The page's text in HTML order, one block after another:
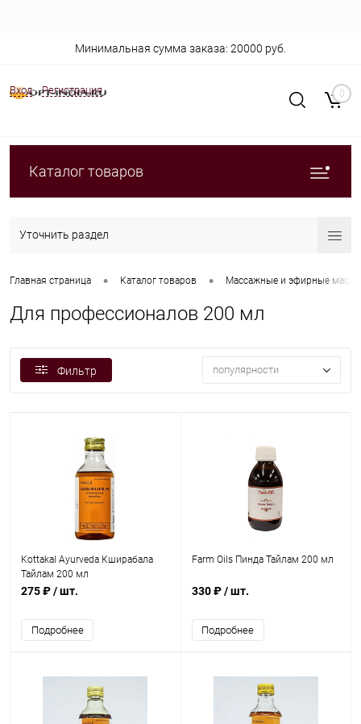
Вход Регистрация
Минимальная сумма заказа: 20000 руб.
0
Каталог товаров
Уточнить раздел
Главная страница • Каталог товаров • Массажные и эфирные масла
Для профессионалов 200 мл
Фильтр популярности
Kottakal Ayurveda Кширабала
Тайлам 200 мл
275 ₽/ шт.
Подробнее
Farm Oils Пинда Тайлам 200 мл
330 ₽/ шт.
Подробнее